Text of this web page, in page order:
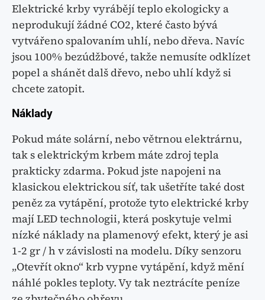
Elektrické krby vyrábějí teplo ekologicky a
neprodukují žádné CO2, které často bývá
vytvářeno spalovaním uhlí, nebo dřeva. Navíc
jsou 100% bezúdžbové, takže nemusíte odklízet
popel a shánět dalš dřevo, nebo uhlí když si
chcete zatopit.
Náklady
Pokud máte solární, nebo větrnou elektrárnu,
tak s elektrickým krbem máte zdroj tepla
prakticky zdarma. Pokud jste napojeni na
klasickou elektrickou síť, tak ušetříte také dost
peněz za vytápění, protože tyto elektrické krby
mají LED technologii, která poskytuje velmi
nízké náklady na plamenový efekt, který je asi
1-2 gr / h v závislosti na modelu. Díky senzoru
„Otevřít okno“ krb vypne vytápění, když mění
náhlé pokles teploty. Vy tak neztrácíte peníze